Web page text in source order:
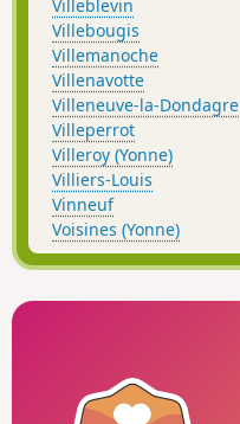
Villeblevin
Villebougis
Villemanoche
Villenavotte
Villeneuve-la-Dondagre
Villeperrot
Villeroy (Yonne)
Villiers-Louis
Vinneuf
Voisines (Yonne)